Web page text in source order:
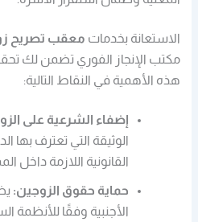
الاستعانة بخدمات معقب تصريح
مكتب الإنجاز الفوري تضمن لك
هذه الأهمية في النقاط التالية:
إضفاء الشرعية على
الوثيقة التي تعترف بها
القانونية اللازمة داخل
حماية حقوق الزوجين:
الأجنبية وفقًا للأنظمة